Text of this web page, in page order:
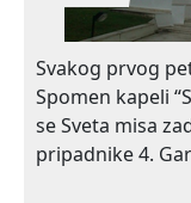
Svakog prvog
Spomen kapeli
se Sveta misa
pripadnike 4.